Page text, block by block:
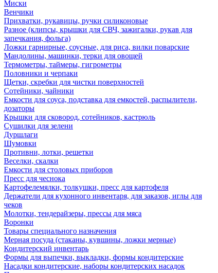
Миски
Венчики
Прихватки, рукавицы, ручки силиконовые
Разное (клипсы, крышки для СВЧ, зажигалки, рукав для
запечкания, фольга)
Ложки гарнирные, соусные, для риса, вилки поварские
Мандолины, машинки, терки для овощей
Термометры, таймеры, гигрометры
Половники и черпаки
Щетки, скребки для чистки поверхностей
Сотейники, чайники
Емкости для соуса, подставка для емкостей, распылители,
дозаторы
Крышки для сковород, сотейников, кастрюль
Сушилки для зелени
Дуршлаги
Шумовки
Противни, лотки, решетки
Веселки, скалки
Емкости для столовых приборов
Пресс для чеснока
Картофелемялки, толкушки, пресс для картофеля
Держатели для кухонного инвентаря, для заказов, иглы для
чеков
Молотки, тендерайзеры, прессы для мяса
Воронки
Товары специального назначения
Мерная посуда (стаканы, кувшины, ложки мерные)
Кондитерский инвентарь
Формы для выпечки, выкладки, формы кондитерские
Насадки кондитерские, наборы кондитерских насадок